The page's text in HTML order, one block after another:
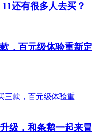
还有很多人去买？
，百元级体验重新定
级，和条鹅一起来冒